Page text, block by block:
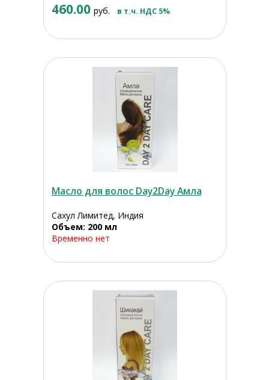
460.00 руб. в т.ч. НДС 5%
Масло для волос Day2Day Амла
Сахул Лимитед, Индия
Объем: 200 мл
Временно нет